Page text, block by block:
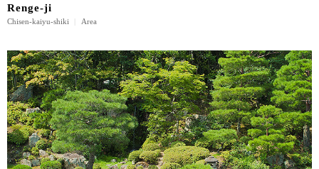
Renge-ji
Chisen-kaiyu-shiki Area